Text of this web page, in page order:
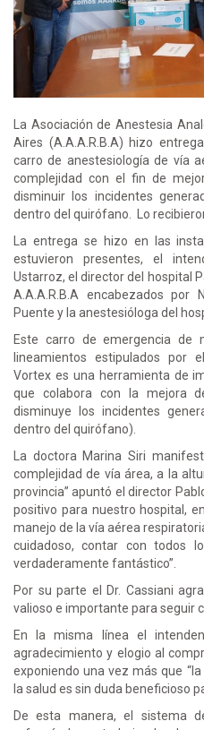
La Asociación de Anestesia
Aires (A.A.A.R.B.A) hizo
carro de anestesiología de vía
complejidad con el fin de
disminuir los incidentes
dentro del quirófano. Lo
La entrega se hizo en las
estuvieron presentes, el
Ustarroz, el director del hospital
A.A.A.R.B.A encabezados por
Puente y la anestesióloga del
Este carro de emergencia de
lineamientos estipulados por
Vortex es una herramienta de
que colabora con la mejora
disminuye los incidentes
dentro del quirófano).
La doctora Marina Siri
complejidad de vía área, a la
provincia” apuntó el director
positivo para nuestro hospital,
manejo de la vía aérea
cuidadoso, contar con todos
verdaderamente fantástico”.
Por su parte el Dr. Cassiani
valioso e importante para seguir
En la misma línea el
agradecimiento y elogio al
exponiendo una vez más que
la salud es sin duda beneficioso
De esta manera, el sistema